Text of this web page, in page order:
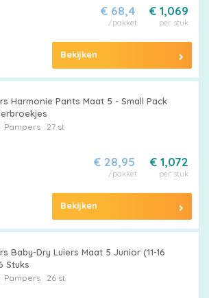
€ 1,069
per stuk
€ 68,4
/pakket
Bekijken
Harmonie Pants Maat 5 - Small Pack
Pampers27 st
€ 1,072
per stuk
€ 28,95
/pakket
Bekijken
Baby-Dry Luiers Maat 5 Junior (11-16
Stuks
Pampers26 st